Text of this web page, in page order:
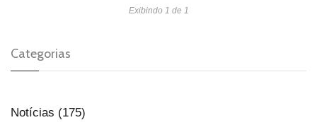
Exibindo 1 de 1
Categorias
Notícias (175)